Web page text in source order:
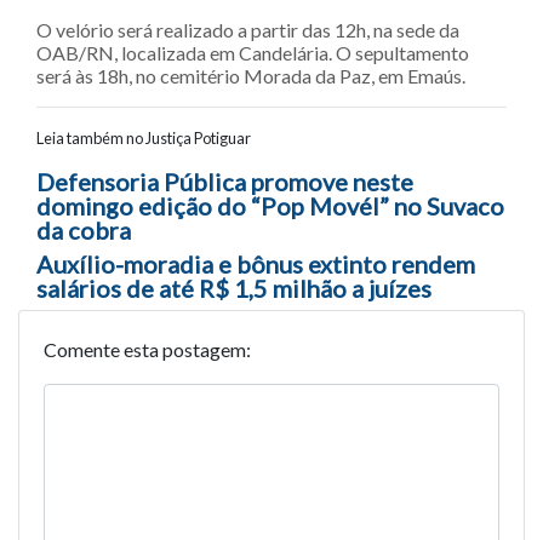
O velório será realizado a partir das 12h, na sede da
OAB/RN, localizada em Candelária. O sepultamento
será às 18h, no cemitério Morada da Paz, em Emaús.
Leia também no Justiça Potiguar
Navegação entre posts
Defensoria Pública promove neste
domingo edição do “Pop Movél” no Suvaco
da cobra
Auxílio-moradia e bônus extinto rendem
salários de até R$ 1,5 milhão a juízes
Comente esta postagem: